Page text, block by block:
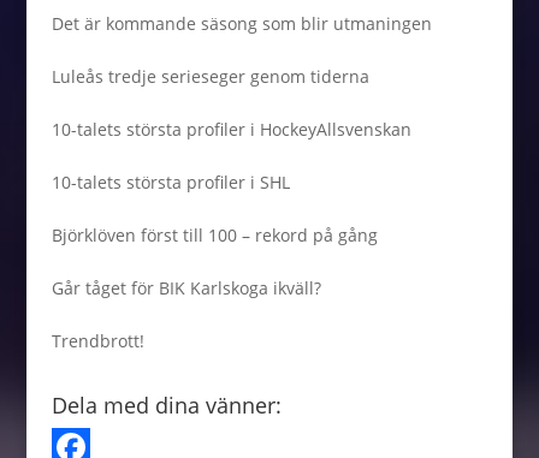
Det är kommande säsong som blir utmaningen
Luleås tredje serieseger genom tiderna
10-talets största profiler i HockeyAllsvenskan
10-talets största profiler i SHL
Björklöven först till 100 – rekord på gång
Går tåget för BIK Karlskoga ikväll?
Trendbrott!
Dela med dina vänner: